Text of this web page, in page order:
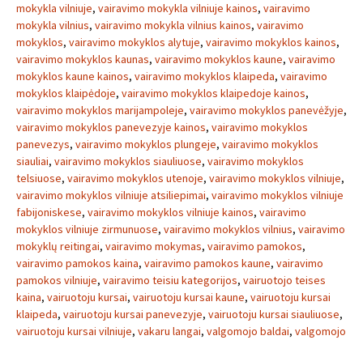
mokykla vilniuje, vairavimo mokykla vilniuje kainos, vairavimo
mokykla vilnius, vairavimo mokykla vilnius kainos, vairavimo
mokyklos, vairavimo mokyklos alytuje, vairavimo mokyklos kainos,
vairavimo mokyklos kaunas, vairavimo mokyklos kaune, vairavimo
mokyklos kaune kainos, vairavimo mokyklos klaipeda, vairavimo
mokyklos klaipėdoje, vairavimo mokyklos klaipedoje kainos,
vairavimo mokyklos marijampoleje, vairavimo mokyklos panevėžyje,
vairavimo mokyklos panevezyje kainos, vairavimo mokyklos
panevezys, vairavimo mokyklos plungeje, vairavimo mokyklos
siauliai, vairavimo mokyklos siauliuose, vairavimo mokyklos
telsiuose, vairavimo mokyklos utenoje, vairavimo mokyklos vilniuje,
vairavimo mokyklos vilniuje atsiliepimai, vairavimo mokyklos vilniuje
fabijoniskese, vairavimo mokyklos vilniuje kainos, vairavimo
mokyklos vilniuje zirmunuose, vairavimo mokyklos vilnius, vairavimo
mokyklų reitingai, vairavimo mokymas, vairavimo pamokos,
vairavimo pamokos kaina, vairavimo pamokos kaune, vairavimo
pamokos vilniuje, vairavimo teisiu kategorijos, vairuotojo teises
kaina, vairuotoju kursai, vairuotoju kursai kaune, vairuotoju kursai
klaipeda, vairuotoju kursai panevezyje, vairuotoju kursai siauliuose,
vairuotoju kursai vilniuje, vakaru langai, valgomojo baldai, valgomojo